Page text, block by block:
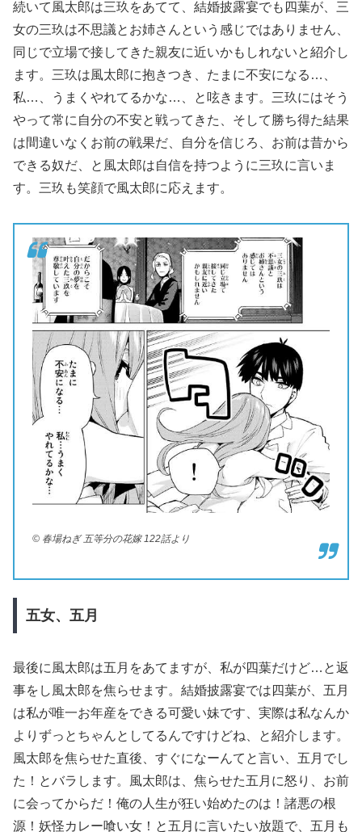
続いて風太郎は三玖をあてて、結婚披露宴でも四葉が、三
女の三玖は不思議とお姉さんという感じではありません、
同じで立場で接してきた親友に近いかもしれないと紹介し
ます。三玖は風太郎に抱きつき、たまに不安になる…、
私…、うまくやれてるかな…、と呟きます。三玖にはそう
やって常に自分の不安と戦ってきた、そして勝ち得た結果
は間違いなくお前の戦果だ、自分を信じろ、お前は昔から
できる奴だ、と風太郎は自信を持つように三玖に言いま
す。三玖も笑顔で風太郎に応えます。
© 春場ねぎ 五等分の花嫁 122話より
五女、五月
最後に風太郎は五月をあてますが、私が四葉だけど…と返
事をし風太郎を焦らせます。結婚披露宴では四葉が、五月
は私が唯一お年産をできる可愛い妹です、実際は私なんか
よりずっとちゃんとしてるんですけどね、と紹介します。
風太郎を焦らせた直後、すぐになーんてと言い、五月でし
た！とバラします。風太郎は、焦らせた五月に怒り、お前
に会ってからだ！俺の人生が狂い始めたのは！諸悪の根
源！妖怪カレー喰い女！と五月に言いたい放題で、五月も